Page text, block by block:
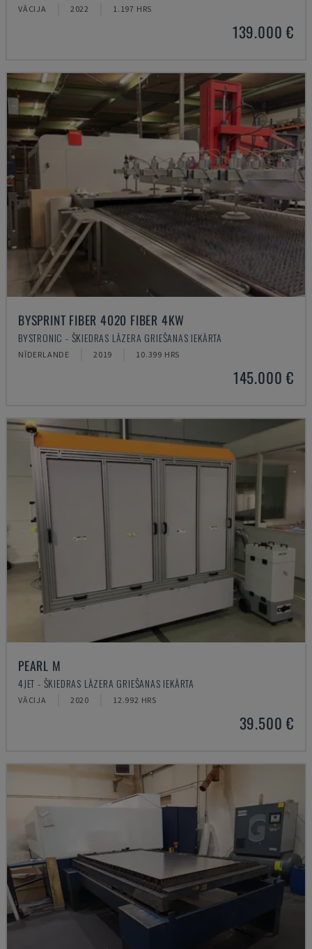
VĀCIJA 2022 1.197 HRS
139.000 €
BYSPRINT FIBER 4020 FIBER 4KW
BYSTRONIC - ŠĶIEDRAS LĀZERA GRIEŠANAS IEKĀRTA
NĪDERLANDE 2019 10.399 HRS
145.000 €
PEARL M
4JET - ŠĶIEDRAS LĀZERA GRIEŠANAS IEKĀRTA
VĀCIJA 2020 12.992 HRS
39.500 €